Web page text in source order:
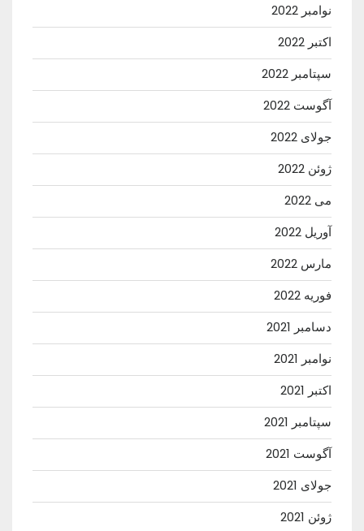
نوامبر 2022
اکتبر 2022
سپتامبر 2022
آگوست 2022
جولای 2022
ژوئن 2022
می 2022
آوریل 2022
مارس 2022
فوریه 2022
دسامبر 2021
نوامبر 2021
اکتبر 2021
سپتامبر 2021
آگوست 2021
جولای 2021
ژوئن 2021